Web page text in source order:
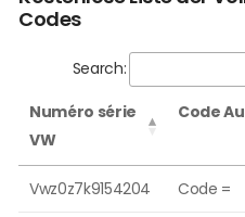
Codes
Search:
Numéro série
VW
Code
Vwz0z7k9154204 Code =